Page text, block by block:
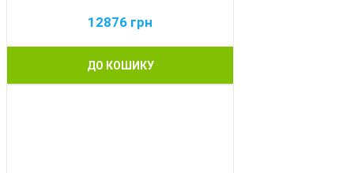
12876 грн
ДО КОШИКУ